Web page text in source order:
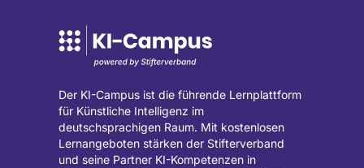
Der KI-Campus ist die führende Lernplattform
für Künstliche Intelligenz im
deutschsprachigen Raum. Mit kostenlosen
Lernangeboten stärken der Stifterverband
und seine Partner KI-Kompetenzen in